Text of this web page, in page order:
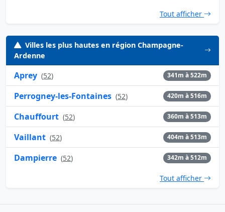
Tout afficher
Villes les plus hautes en région Champagne-
Ardenne
Aprey (52) 341m à 522m
Perrogney-les-Fontaines (52) 420m à 516m
Chauffourt (52) 360m à 513m
Vaillant (52) 404m à 513m
Dampierre (52) 342m à 512m
Tout afficher